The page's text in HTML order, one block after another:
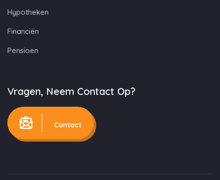
Hypotheken
Financiën
Pensioen
Vragen, Neem Contact Op?
Contact